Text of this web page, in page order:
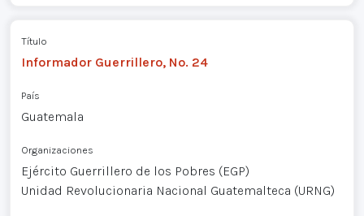
Título
Informador Guerrillero, No. 24
País
Guatemala
Organizaciones
Ejército Guerrillero de los Pobres (EGP)
Unidad Revolucionaria Nacional Guatemalteca (URNG)